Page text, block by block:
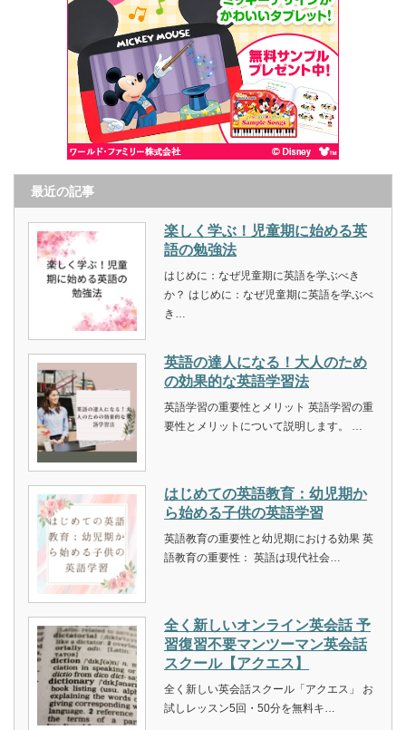
最近の記事
楽しく学ぶ！児童期に始める英
語の勉強法
はじめに：なぜ児童期に英語を学ぶべき
か？ はじめに：なぜ児童期に英語を学ぶべ
き…
英語の達人になる！大人のため
の効果的な英語学習法
英語学習の重要性とメリット 英語学習の重
要性とメリットについて説明します。 …
はじめての英語教育：幼児期か
ら始める子供の英語学習
英語教育の重要性と幼児期における効果 英
語教育の重要性： 英語は現代社会…
全く新しいオンライン英会話 予
習復習不要マンツーマン英会話
スクール【アクエス】
全く新しい英会話スクール「アクエス」 お
試しレッスン5回・50分を無料キ…